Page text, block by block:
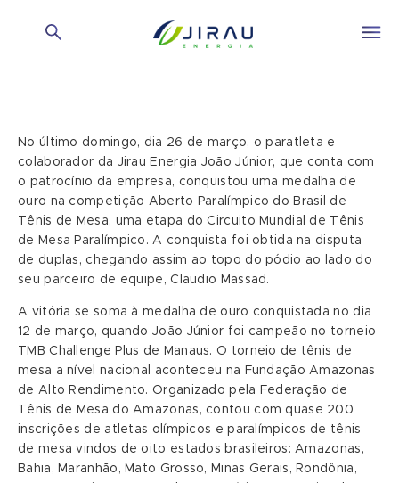
No último domingo, dia 26 de março, o paratleta e
colaborador da Jirau Energia João Júnior, que conta com
o patrocínio da empresa, conquistou uma medalha de
ouro na competição Aberto Paralímpico do Brasil de
Tênis de Mesa, uma etapa do Circuito Mundial de Tênis
de Mesa Paralímpico. A conquista foi obtida na disputa
de duplas, chegando assim ao topo do pódio ao lado do
seu parceiro de equipe, Claudio Massad.
A vitória se soma à medalha de ouro conquistada no dia
12 de março, quando João Júnior foi campeão no torneio
TMB Challenge Plus de Manaus. O torneio de tênis de
mesa a nível nacional aconteceu na Fundação Amazonas
de Alto Rendimento. Organizado pela Federação de
Tênis de Mesa do Amazonas, contou com quase 200
inscrições de atletas olímpicos e paralímpicos de tênis
de mesa vindos de oito estados brasileiros: Amazonas,
Bahia, Maranhão, Mato Grosso, Minas Gerais, Rondônia,